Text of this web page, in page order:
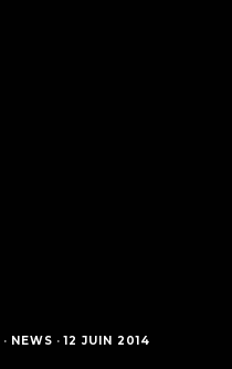
· NEWS · 12 JUIN 2014